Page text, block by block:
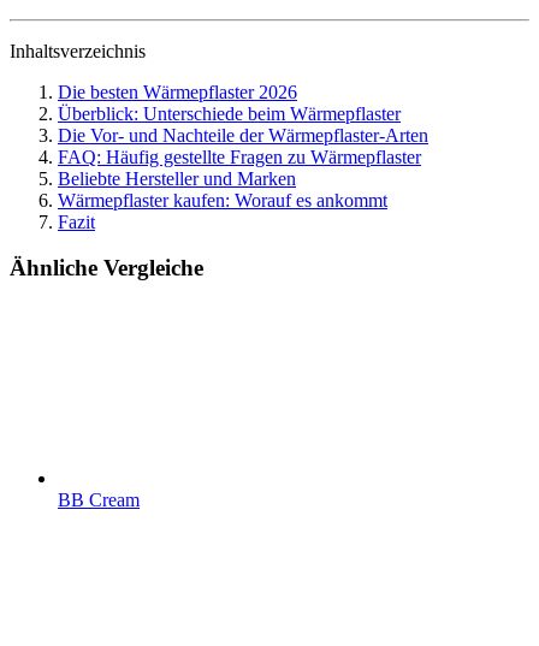
Inhaltsverzeichnis
Die besten Wärmepflaster 2026
Überblick: Unterschiede beim Wärmepflaster
Die Vor- und Nachteile der Wärmepflaster-Arten
FAQ: Häufig gestellte Fragen zu Wärmepflaster
Beliebte Hersteller und Marken
Wärmepflaster kaufen: Worauf es ankommt
Fazit
Ähnliche Vergleiche
BB Cream